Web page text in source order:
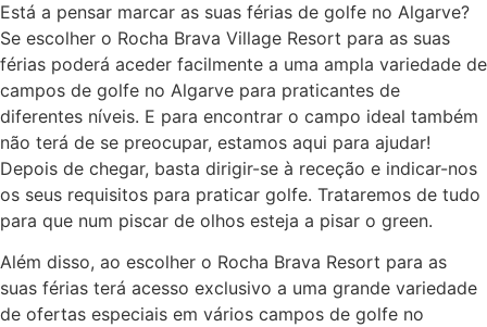
Está a pensar marcar as suas férias de golfe no Algarve?
Se escolher o Rocha Brava Village Resort para as suas
férias poderá aceder facilmente a uma ampla variedade de
campos de golfe no Algarve para praticantes de
diferentes níveis. E para encontrar o campo ideal também
não terá de se preocupar, estamos aqui para ajudar!
Depois de chegar, basta dirigir-se à receção e indicar-nos
os seus requisitos para praticar golfe. Trataremos de tudo
para que num piscar de olhos esteja a pisar o green.
Além disso, ao escolher o Rocha Brava Resort para as
suas férias terá acesso exclusivo a uma grande variedade
de ofertas especiais em vários campos de golfe no